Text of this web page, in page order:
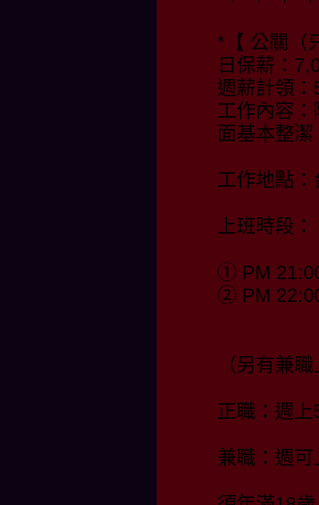
*【 公關（
日保薪：
週薪計領
工作內容
面基本整潔
工作地點
上班時段：
① PM
② PM
（另有兼
正職：週
兼職：週